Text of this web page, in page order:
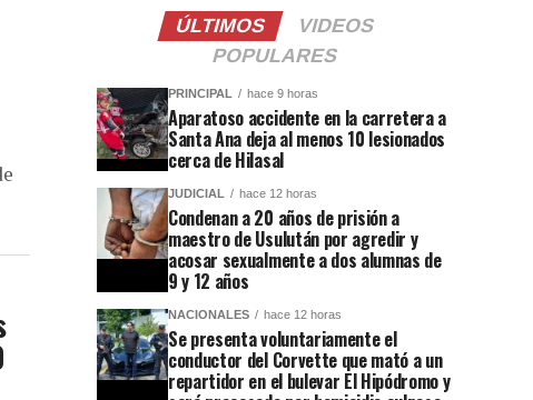
ÚLTIMOS
VIDEOS
POPULARES
PRINCIPAL hace 9 horas
Aparatoso accidente en la carretera a
Santa Ana deja al menos 10 lesionados
cerca de Hilasal
JUDICIAL hace 12 horas
Condenan a 20 años de prisión a
maestro de Usulután por agredir y
acosar sexualmente a dos alumnas de
9 y 12 años
NACIONALES hace 12 horas
Se presenta voluntariamente el
conductor del Corvette que mató a un
repartidor en el bulevar El Hipódromo y